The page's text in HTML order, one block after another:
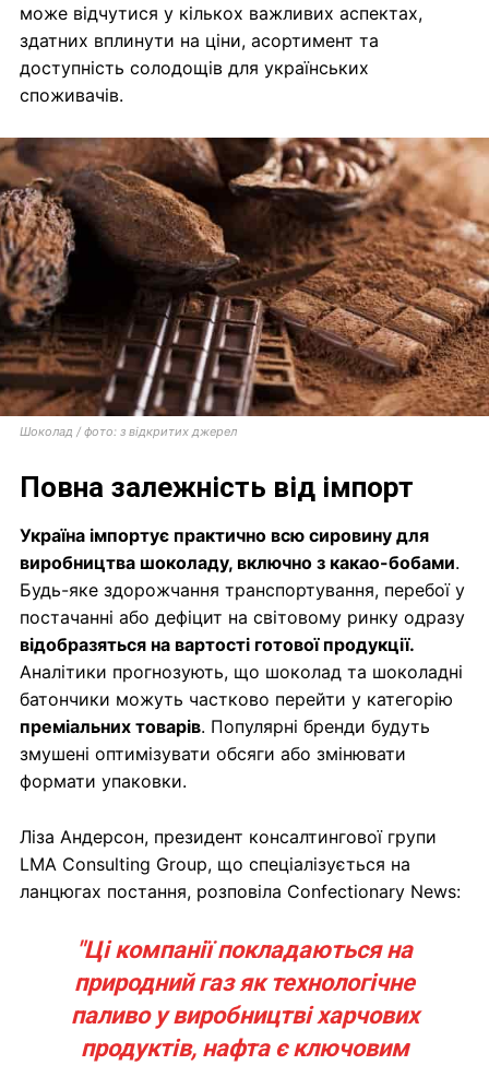
може відчутися у кількох важливих аспектах,
здатних вплинути на ціни, асортимент та
доступність солодощів для українських
споживачів.
Шоколад / фото: з відкритих джерел
Повна залежність від імпорт
Україна імпортує практично всю сировину для
виробництва шоколаду, включно з какао-бобами.
Будь-яке здорожчання транспортування, перебої у
постачанні або дефіцит на світовому ринку одразу
відобразяться на вартості готової продукції.
Аналітики прогнозують, що шоколад та шоколадні
батончики можуть частково перейти у категорію
преміальних товарів. Популярні бренди будуть
змушені оптимізувати обсяги або змінювати
формати упаковки.
Ліза Андерсон, президент консалтингової групи
LMA Consulting Group, що спеціалізується на
ланцюгах постання, розповіла Confectionary News:
"Ці компанії покладаються на
природний газ як технологічне
паливо у виробництві харчових
продуктів, нафта є ключовим